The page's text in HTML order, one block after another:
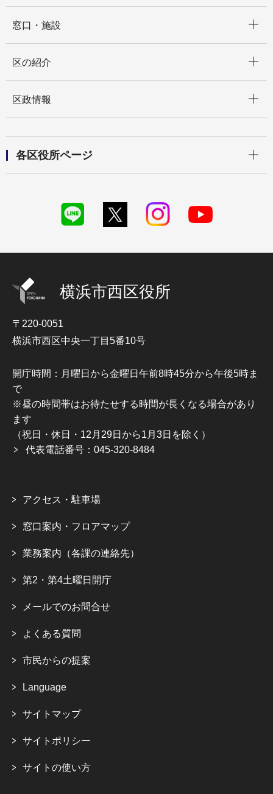
窓口・施設
区の紹介
区政情報
各区役所ページ
横浜市西区役所
〒220-0051
横浜市西区中央一丁目5番10号
開庁時間：月曜日から金曜日午前8時45分から午後5時ま
で
※昼の時間帯はお待たせする時間が長くなる場合があり
ます
（祝日・休日・12月29日から1月3日を除く）
代表電話番号：045-320-8484
アクセス・駐車場
窓口案内・フロアマップ
業務案内（各課の連絡先）
第2・第4土曜日開庁
メールでのお問合せ
よくある質問
市民からの提案
Language
サイトマップ
サイトポリシー
サイトの使い方